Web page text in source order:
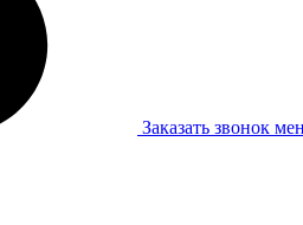
Заказать звонок